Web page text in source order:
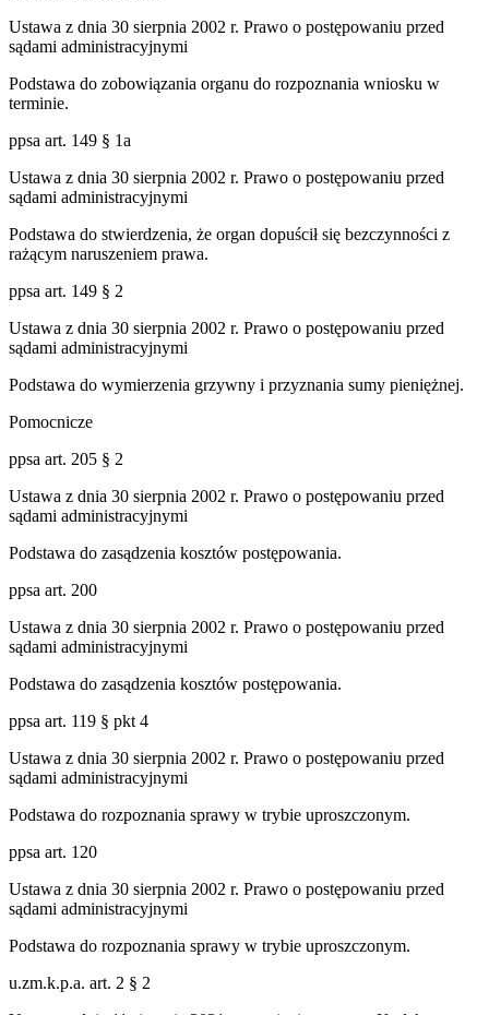
Ustawa z dnia 30 sierpnia 2002 r. Prawo o postępowaniu przed
sądami administracyjnymi
Podstawa do zobowiązania organu do rozpoznania wniosku w
terminie.
ppsa art. 149 § 1a
Ustawa z dnia 30 sierpnia 2002 r. Prawo o postępowaniu przed
sądami administracyjnymi
Podstawa do stwierdzenia, że organ dopuścił się bezczynności z
rażącym naruszeniem prawa.
ppsa art. 149 § 2
Ustawa z dnia 30 sierpnia 2002 r. Prawo o postępowaniu przed
sądami administracyjnymi
Podstawa do wymierzenia grzywny i przyznania sumy pieniężnej.
Pomocnicze
ppsa art. 205 § 2
Ustawa z dnia 30 sierpnia 2002 r. Prawo o postępowaniu przed
sądami administracyjnymi
Podstawa do zasądzenia kosztów postępowania.
ppsa art. 200
Ustawa z dnia 30 sierpnia 2002 r. Prawo o postępowaniu przed
sądami administracyjnymi
Podstawa do zasądzenia kosztów postępowania.
ppsa art. 119 § pkt 4
Ustawa z dnia 30 sierpnia 2002 r. Prawo o postępowaniu przed
sądami administracyjnymi
Podstawa do rozpoznania sprawy w trybie uproszczonym.
ppsa art. 120
Ustawa z dnia 30 sierpnia 2002 r. Prawo o postępowaniu przed
sądami administracyjnymi
Podstawa do rozpoznania sprawy w trybie uproszczonym.
u.zm.k.p.a. art. 2 § 2